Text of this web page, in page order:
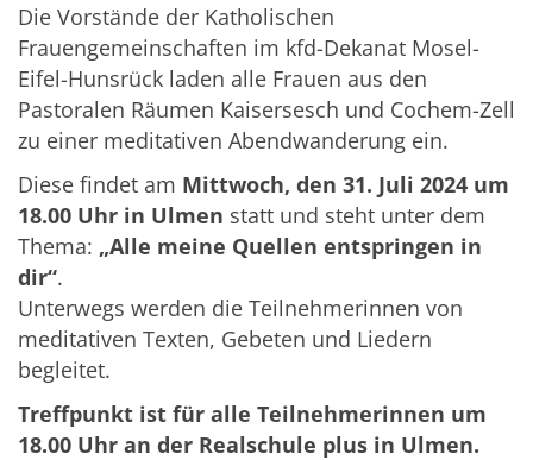
Die Vorstände der Katholischen
Frauengemeinschaften im kfd-Dekanat Mosel-
Eifel-Hunsrück laden alle Frauen aus den
Pastoralen Räumen Kaisersesch und Cochem-Zell
zu einer meditativen Abendwanderung ein.
Diese findet am Mittwoch, den 31. Juli 2024 um
18.00 Uhr in Ulmen statt und steht unter dem
Thema: „Alle meine Quellen entspringen in
dir“.
Unterwegs werden die Teilnehmerinnen von
meditativen Texten, Gebeten und Liedern
begleitet.
Treffpunkt ist für alle Teilnehmerinnen um
18.00 Uhr an der Realschule plus in Ulmen.